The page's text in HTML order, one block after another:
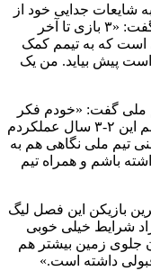
شایعات جدایی خود از
این تیم و پیشنهادات پرسپولیس و سپاهان گفت: «۳ بازی تا آخر
تمام تمرکزم روی این ۳ بازی است که به تیمم کمک
خیر است پیش بیاید. من یک
ملی گفت: «خودم فکر
می‌کردم اردوی قبلی دعوت شوم و فکر کنم این ۲-۳ سال عملکردم
تیم ملی نگاهی هم به
باشم و همراه تیم
بازیکن این فصل لیگ
شرایط خیلی خوبی
جلوی زمین بیشتر هم
داشته است.»